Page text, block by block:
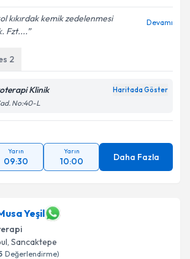
kıkırdak kemik zedelenmesi
Fzt....
Devamı
2
Klinik Haritada Göster
No:40-L
Yarın
09:30
Yarın
10:00 Daha Fazla
Yeşil
, Sancaktepe
Değerlendirme)